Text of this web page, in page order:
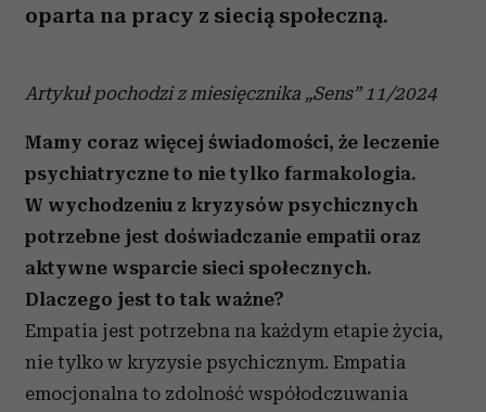
oparta na pracy z siecią społeczną.
Artykuł pochodzi z miesięcznika „Sens” 11/2024
Mamy coraz więcej świadomości, że leczenie
psychiatryczne to nie tylko farmakologia.
W wychodzeniu z kryzysów psychicznych
potrzebne jest doświadczanie empatii oraz
aktywne wsparcie sieci społecznych.
Dlaczego jest to tak ważne?
Empatia jest potrzebna na każdym etapie życia,
nie tylko w kryzysie psychicznym. Empatia
emocjonalna to zdolność współodczuwania